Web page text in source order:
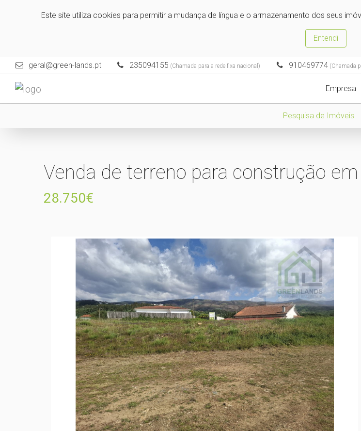
Este site utiliza cookies para permitir a mudança de língua e o armazenamento dos seus
Entendi
geral@green-lands.pt 235094155 (Chamada para a rede fixa nacional) 910469774(Chamada
Empresa
Pesquisa de Imóveis
Venda de terreno para construção
28.750€